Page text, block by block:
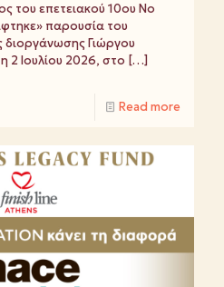
του επετειακού 10ου No
παρουσία του
Γιώργου
2 Ιουλίου 2026, στο […]
Read more